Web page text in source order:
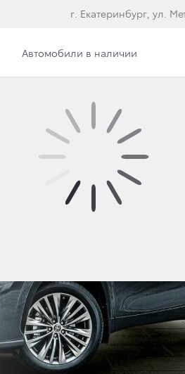
г. Екатеринбург, ул.
Автомобили в наличии